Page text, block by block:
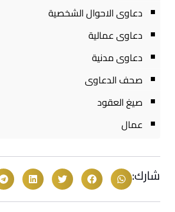
دعاوى الاحوال الشخصية
دعاوى عمالية
دعاوى مدنية
صحف الدعاوى
صيغ العقود
عمال
شارك: